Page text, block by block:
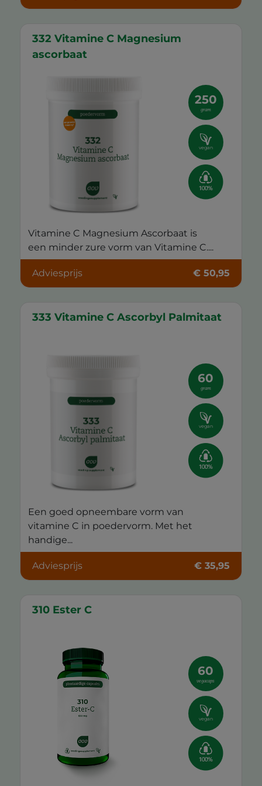
332 Vitamine C Magnesium
ascorbaat
250
gram
vegan
Vitamine C Magnesium Ascorbaat is
een minder zure vorm van Vitamine C....
Adviesprijs € 50,95
333 Vitamine C Ascorbyl Palmitaat
60
gram
vegan
Een goed opneembare vorm van
vitamine C in poedervorm. Met het
handige...
Adviesprijs € 35,95
310 Ester C
60
vegacaps
vegan